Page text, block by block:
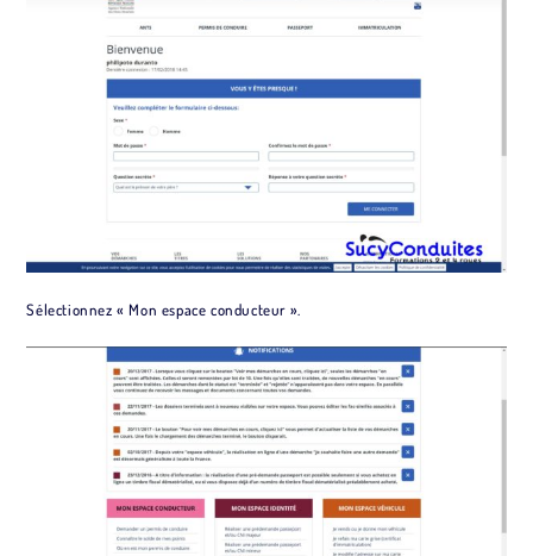
Sélectionnez « Mon espace conducteur ».